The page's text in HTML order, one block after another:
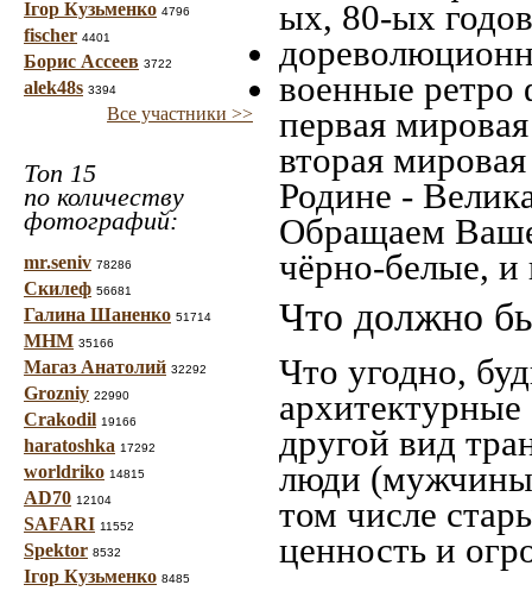
Ігор Кузьменко 4796
fischer 4401
Борис Ассеев 3722
alek48s 3394
Все участники >>
Топ 15
по количеству
фотографий:
mr.seniv 78286
Скилеф 56681
Галина Шаненко 51714
МНМ 35166
Магаз Анатолий 32292
Grozniy 22990
Crakodil 19166
haratoshka 17292
worldriko 14815
AD70 12104
SAFARI 11552
Spektor 8532
Ігор Кузьменко 8485
ых, 80-ых
военные ретро
первая
вторая
Родине -
Обращаем
чёрно-белые, и
Что должно
Что угодно,
другой вид
люди
том числе
ценность и